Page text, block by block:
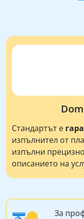
Стандартът е
изпълнител от
изпълни
описанието на
За